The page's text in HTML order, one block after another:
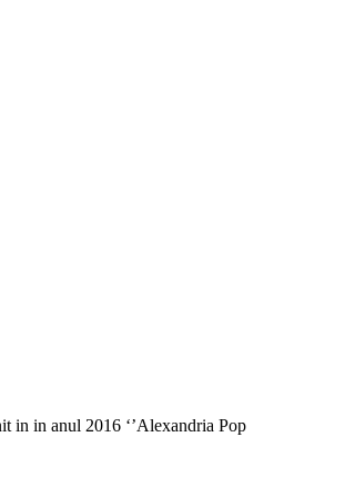
in in anul 2016 ‘’Alexandria Pop